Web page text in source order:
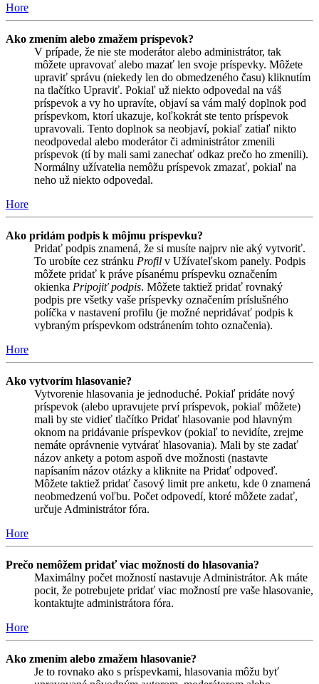
Hore
Ako zmením alebo zmažem príspevok?
V prípade, že nie ste moderátor alebo administrátor, tak
môžete upravovať alebo mazať len svoje príspevky. Môžete
upraviť správu (niekedy len do obmedzeného času) kliknutím
na tlačítko Upraviť. Pokiaľ už niekto odpovedal na váš
príspevok a vy ho upravíte, objaví sa vám malý doplnok pod
príspevkom, ktorí ukazuje, koľkokrát ste tento príspevok
upravovali. Tento doplnok sa neobjaví, pokiaľ zatiaľ nikto
neodpovedal alebo moderátor či administrátor zmenili
príspevok (tí by mali sami zanechať odkaz prečo ho zmenili).
Normálny užívatelia nemôžu príspevok zmazať, pokiaľ na
neho už niekto odpovedal.
Hore
Ako pridám podpis k môjmu príspevku?
Pridať podpis znamená, že si musíte najprv nie aký vytvoriť.
To urobíte cez stránku Profil v Užívateľskom panely. Podpis
môžete pridať k práve písanému príspevku označením
okienka Pripojiť podpis. Môžete taktiež pridať rovnaký
podpis pre všetky vaše príspevky označením príslušného
políčka v nastavení profilu (je možné nepridávať podpis k
vybraným príspevkom odstránením tohto označenia).
Hore
Ako vytvorím hlasovanie?
Vytvorenie hlasovania je jednoduché. Pokiaľ pridáte nový
príspevok (alebo upravujete prví príspevok, pokiaľ môžete)
mali by ste vidieť tlačítko Pridať hlasovanie pod hlavným
oknom na pridávanie príspevkov (pokiaľ to nevidíte, zrejme
nemáte oprávnenie vytvárať hlasovania). Mali by ste zadať
názov ankety a potom aspoň dve možnosti (nastavte
napísaním názov otázky a kliknite na Pridať odpoveď.
Môžete taktiež pridať časový limit pre anketu, kde 0 znamená
neobmedzenú voľbu. Počet odpovedí, ktoré môžete zadať,
určuje Administrátor fóra.
Hore
Prečo nemôžem pridať viac možností do hlasovania?
Maximálny počet možností nastavuje Administrátor. Ak máte
pocit, že potrebujete pridať viac možností pre vaše hlasovanie,
kontaktujte administrátora fóra.
Hore
Ako zmením alebo zmažem hlasovanie?
Je to rovnako ako s príspevkami, hlasovania môžu byť